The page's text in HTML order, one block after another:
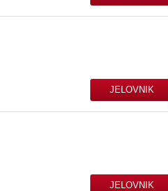
JELOVNIK
JELOVNIK